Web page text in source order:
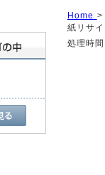
Home >
紙リサ
処理時